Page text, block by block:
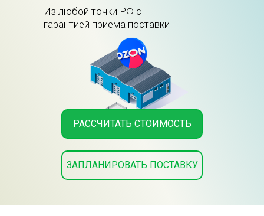
РАССЧИТАТЬ СТОИМОСТЬ
Из любой точки РФ с
гарантией приема поставки
ЗАПЛАНИРОВАТЬ ПОСТАВКУ